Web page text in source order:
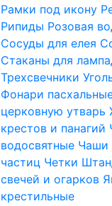
Рамки под икону
Рипиды Розовая
Сосуды для елея
Стаканы для
Трехсвечники
Фонари
церковную утварь
крестов и панагий
водосвятные Чаши
частиц Четки
свечей и огарков
крестильные